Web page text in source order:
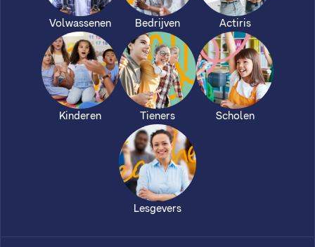
Volwassenen Bedrijven Actiris
Kinderen Tieners Scholen
Lesgevers